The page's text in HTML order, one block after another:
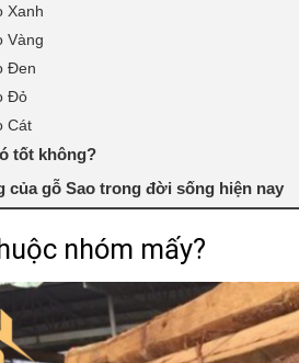
Xanh
Vàng
Đen
Đỏ
Cát
tốt không?
của gỗ Sao trong đời sống hiện nay
nhóm mấy?